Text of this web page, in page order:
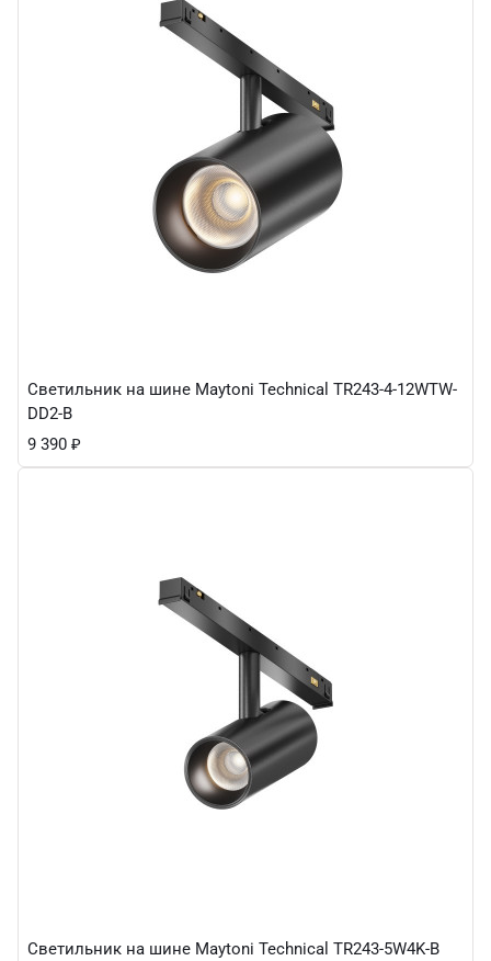
Светильник на шине Maytoni Technical TR243-4-12WTW-
DD2-B
9 390 ₽
Светильник на шине Maytoni Technical TR243-5W4K-B